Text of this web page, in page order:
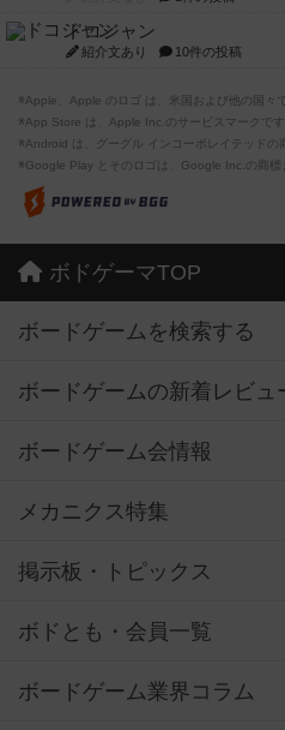
ドコジャン
紹介文あり 10件の投稿
※Apple、Apple のロゴ は、米国および他の国々
※App Store は、Apple Inc.のサービスマークです
※Android は、グーグル インコーポレイテッドの
※Google Play とそのロゴは、Google Inc.の商標
ボドゲーマTOP
ボードゲームを検索する
ボードゲームの新着レビュ
ボードゲーム会情報
メカニクス特集
掲示板・トピックス
ボドとも・会員一覧
ボードゲーム業界コラム